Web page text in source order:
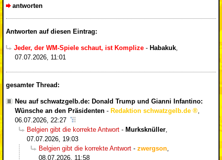
antworten
Antworten auf diesen Eintrag:
Jeder, der WM-Spiele schaut, ist Komplize - Habakuk,
07.07.2026, 11:01
gesamter Thread:
Neu auf schwatzgelb.de: Donald Trump und Gianni Infantino:
Wünsche an den Präsidenten - Redaktion schwatzgelb.de
,
06.07.2026, 22:27
Belgien gibt die korrekte Antwort - Murksknüller,
07.07.2026, 19:03
Belgien gibt die korrekte Antwort - zwergson,
08.07.2026, 11:58